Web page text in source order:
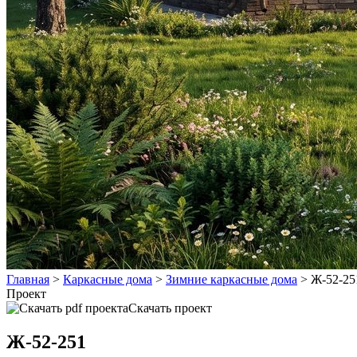
Главная > Каркасные дома > Зимние каркасные дома > Ж-52-
Проект
Скачать проект
Ж-52-251